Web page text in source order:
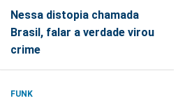
Nessa distopia chamada
Brasil, falar a verdade virou
crime
FUNK